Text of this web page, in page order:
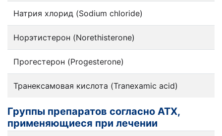
Натрия хлорид (Sodium chloride)
Норэтистерон (Norethisterone)
Прогестерон (Progesterone)
Транексамовая кислота (Tranexamic acid)
Группы препаратов согласно АТХ,
применяющиеся при лечении